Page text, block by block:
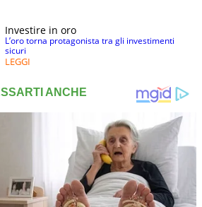
Investire in oro
L’oro torna protagonista tra gli investimenti
sicuri
LEGGI